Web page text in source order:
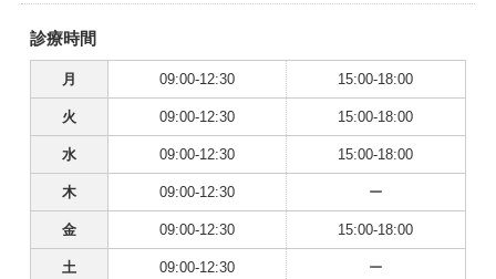
診療時間
月 09:00-12:30 15:00-18:00
火 09:00-12:30 15:00-18:00
水 09:00-12:30 15:00-18:00
木 09:00-12:30 ー
金 09:00-12:30 15:00-18:00
土 09:00-12:30 ー